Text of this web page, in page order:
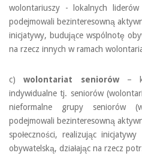
wolontariuszy - lokalnych liderów
podejmowali bezinteresowną
inicjatywy, budujące wspólnotę
na rzecz innych w ramach
c)wolontariat seniorów–
indywidualne tj. seniorów
nieformalne grupy seniorów
podejmowali bezinteresowną
społeczności, realizując
obywatelską, działając na rzecz